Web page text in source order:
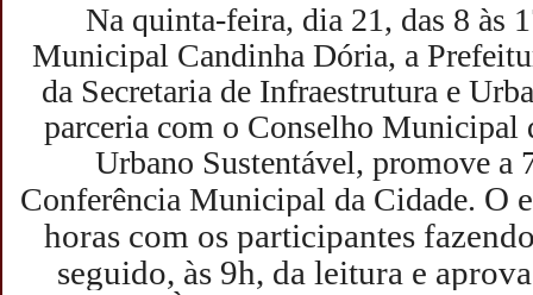
Na quinta-feira, dia 21, das 8 às
Municipal Candinha Dória, a
da Secretaria de Infraestrutura e
parceria com o Conselho Municipal
Urbano Sustentável, promove a
Conferência Municipal da Cidade. O
horas com os participantes
seguido, às 9h, da leitura e